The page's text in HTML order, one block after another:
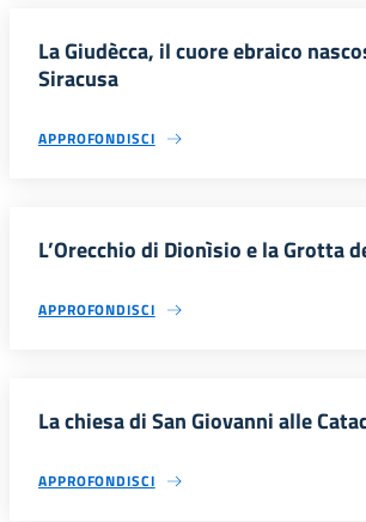
La Giudècca, il cuore ebraico
Siracusa
APPROFONDISCI
L’Orecchio di Dionìsio e la Grotta
APPROFONDISCI
La chiesa di San Giovanni alle
APPROFONDISCI